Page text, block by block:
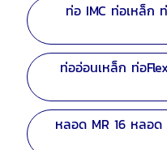
ท่อ IMC ท่อเหล็ก
ท่ออ่อนเหล็ก ท่อ
หลอด MR 16 หลอด